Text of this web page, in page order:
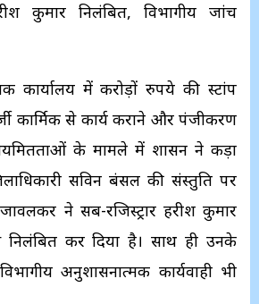
कुमार निलंबित, विभागीय जांच
कार्यालय में करोड़ों रुपये की स्टांप
कार्मिक से कार्य कराने और पंजीकरण
के मामले में शासन ने कड़ा
सविन बंसल की संस्तुति पर
ने सब-रजिस्ट्रार हरीश कुमार
निलंबित कर दिया है। साथ ही उनके
अनुशासनात्मक कार्यवाही भी